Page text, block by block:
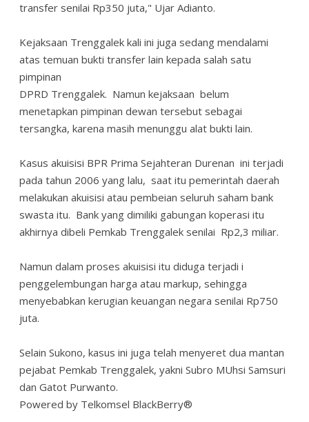
transfer senilai Rp350 juta," Ujar Adianto.
Kejaksaan Trenggalek kali ini juga sedang mendalami
atas temuan bukti transfer lain kepada salah satu
pimpinan
DPRD Trenggalek. Namun kejaksaan belum
menetapkan pimpinan dewan tersebut sebagai
tersangka, karena masih menunggu alat bukti lain.
Kasus akuisisi BPR Prima Sejahteran Durenan ini terjadi
pada tahun 2006 yang lalu, saat itu pemerintah daerah
melakukan akuisisi atau pembeian seluruh saham bank
swasta itu. Bank yang dimiliki gabungan koperasi itu
akhirnya dibeli Pemkab Trenggalek senilai Rp2,3 miliar.
Namun dalam proses akuisisi itu diduga terjadi i
penggelembungan harga atau markup, sehingga
menyebabkan kerugian keuangan negara senilai Rp750
juta.
Selain Sukono, kasus ini juga telah menyeret dua mantan
pejabat Pemkab Trenggalek, yakni Subro MUhsi Samsuri
dan Gatot Purwanto.
Powered by Telkomsel BlackBerry®